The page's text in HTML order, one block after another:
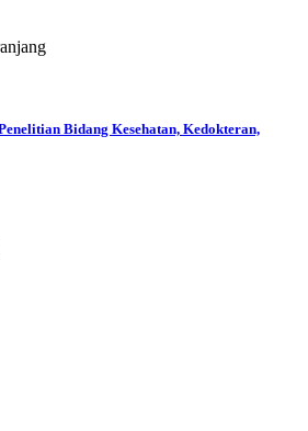
Bidang Kesehatan, Kedokteran,